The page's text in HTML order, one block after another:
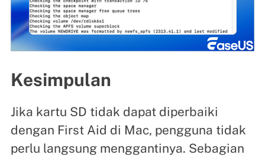
Kesimpulan
Jika kartu SD tidak dapat diperbaiki
dengan First Aid di Mac, pengguna tidak
perlu langsung menggantinya. Sebagian